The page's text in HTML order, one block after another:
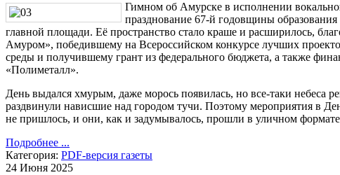
Гимном об Амурске в исполнении
празднование 67-й годовщины
главной площади. Её пространство стало краше и расширилось,
Амуром», победившему на Всероссийском конкурсе лучших
среды и получившему грант из федерального бюджета, а также
«Полиметалл».
День выдался хмурым, даже морось появилась, но все-таки небеса
раздвинули нависшие над городом тучи. Поэтому мероприятия в
не пришлось, и они, как и задумывалось, прошли в уличном
Подробнее ...
Категория: PDF-версия газеты
24 Июня 2025